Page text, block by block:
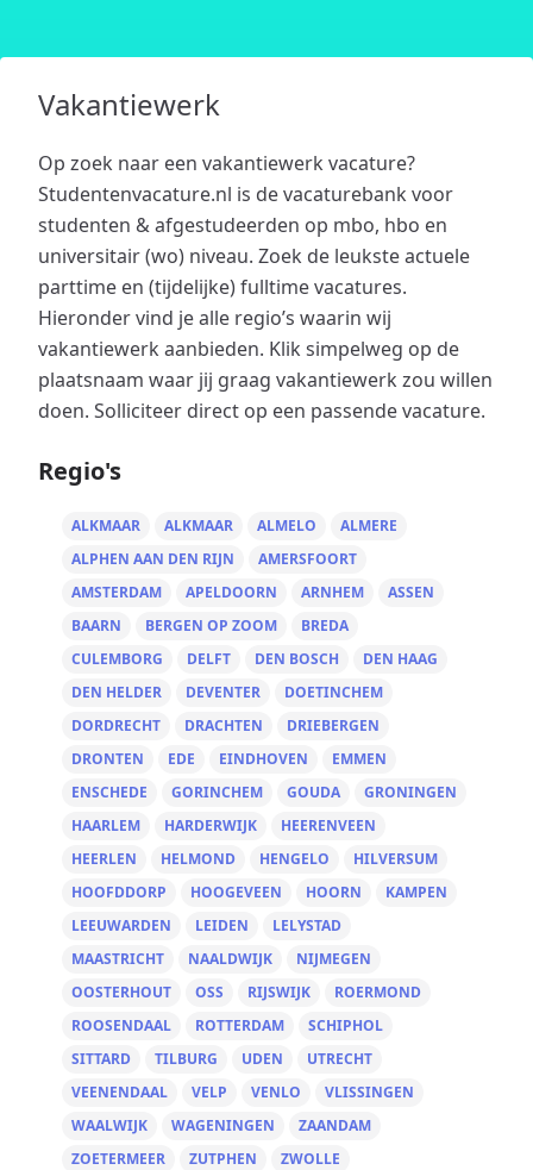
Vakantiewerk
Op zoek naar een vakantiewerk vacature?
Studentenvacature.nl is de vacaturebank voor
studenten & afgestudeerden op mbo, hbo en
universitair (wo) niveau. Zoek de leukste actuele
parttime en (tijdelijke) fulltime vacatures.
Hieronder vind je alle regio’s waarin wij
vakantiewerk aanbieden. Klik simpelweg op de
plaatsnaam waar jij graag vakantiewerk zou willen
doen. Solliciteer direct op een passende vacature.
Regio's
ALKMAAR ALKMAAR ALMELO
ALMERE
ALPHEN AAN DEN RIJN
AMERSFOORT
AMSTERDAM
APELDOORN ARNHEM
ASSEN
BAARN
BERGEN OP ZOOM
BREDA
CULEMBORG
DELFT DEN BOSCH
DEN HAAG
DEN HELDER
DEVENTER
DOETINCHEM
DORDRECHT
DRACHTEN
DRIEBERGEN
DRONTEN
EDE EINDHOVEN
EMMEN
ENSCHEDE
GORINCHEM GOUDA
GRONINGEN
HAARLEM
HARDERWIJK
HEERENVEEN
HEERLEN
HELMOND HENGELO
HILVERSUM
HOOFDDORP
HOOGEVEEN HOORN
KAMPEN
LEEUWARDEN
LEIDEN
LELYSTAD
MAASTRICHT
NAALDWIJK
NIJMEGEN
OOSTERHOUT
OSS RIJSWIJK
ROERMOND
ROOSENDAAL
ROTTERDAM
SCHIPHOL
SITTARD
TILBURG UDEN
UTRECHT
VEENENDAAL
VELP VENLO
VLISSINGEN
WAALWIJK
WAGENINGEN
ZAANDAM
ZOETERMEER
ZUTPHEN ZWOLLE